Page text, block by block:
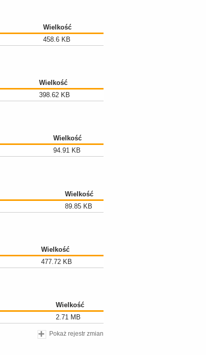
Wielkość
458.6 KB
Wielkość
398.62 KB
Wielkość
94.91 KB
Wielkość
89.85 KB
Wielkość
477.72 KB
Wielkość
2.71 MB
Pokaż rejestr zmian